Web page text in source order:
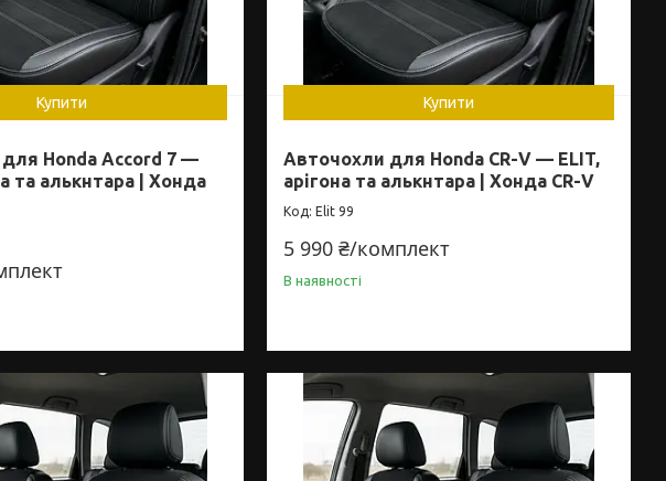
Купити
Honda Accord 7 —
та алькнтара | Хонда
Купити
Авточохли для Honda CR-V — ELIT,
арігона та алькнтара | Хонда CR-V
Elit 99
5 990 ₴/комплект
В наявності